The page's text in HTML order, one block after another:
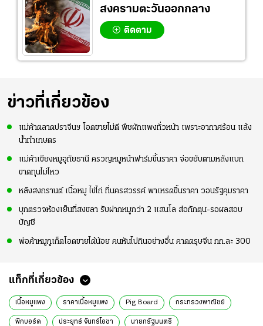
สงครามตะวันออกกลาง
ติดตาม
ข่าวที่เกี่ยวข้อง
แม่ค้าตลาดปราจีนฯ โอดขายไม่ดี พืชผักแพงทั่วหน้า เพราะอากาศร้อน แล้ง
น้ำทำเกษตร
แม่ค้าเขียงหมูอุทัยธานี ครวญหมูหน้าฟาร์มขึ้นราคา จ่อขยับตามหลังแบก
ขาดทุนไม่ไหว
หลังสงกรานต์ เนื้อหมู ไข่ไก่ ที่นครสวรรค์ พาเหรดขึ้นราคา วอนรัฐคุมราคา
บุกตรวจห้องเย็นที่สงขลา รับฝากหมูกว่า 2 แสนโล ส่อกักตุน-รอผลสอบ
บัญชี
พ่อค้าหมูภูเก็ตโอดขายได้น้อย คนหันไปกินอย่างอื่น คาดตรุษจีน กก.ละ 300
แท็กที่เกี่ยวข้อง
เนื้อหมูแพง ราคาเนื้อหมูแพง Pig Board กระทรวงพาณิชย์
พิกบอร์ด ประยุทธ์ จันทร์โอชา นายกรัฐมนตรี